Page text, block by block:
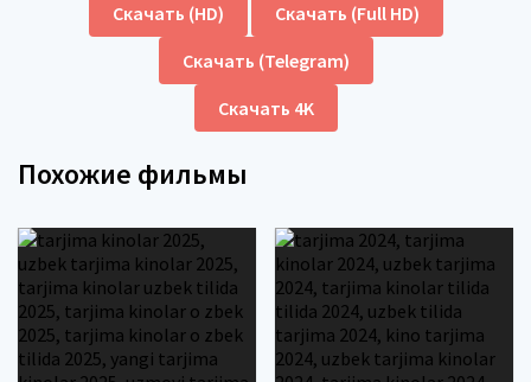
Скачать (HD)
Скачать (Full HD)
Скачать (Telegram)
Скачать 4K
Похожие фильмы